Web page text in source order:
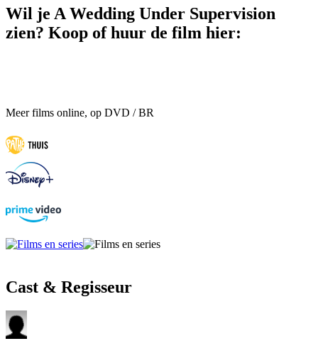
Wil je A Wedding Under Supervision
zien? Koop of huur de film hier:
Meer films online, op DVD / BR
Cast & Regisseur